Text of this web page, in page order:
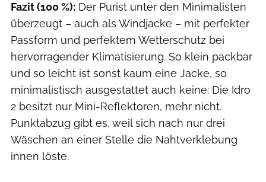
Fazit (100 %): Der Purist unter den Minimalisten
überzeugt – auch als Windjacke – mit perfekter
Passform und perfektem Wetterschutz bei
hervorragender Klimatisierung. So klein packbar
und so leicht ist sonst kaum eine Jacke, so
minimalistisch ausgestattet auch keine: Die Idro
2 besitzt nur Mini-Reflektoren, mehr nicht.
Punktabzug gibt es, weil sich nach nur drei
Wäschen an einer Stelle die Nahtverklebung
innen löste.